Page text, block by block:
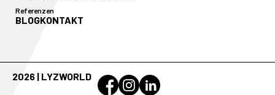
Referenzen
BLOGKONTAKT
2026 | LYZWORLD